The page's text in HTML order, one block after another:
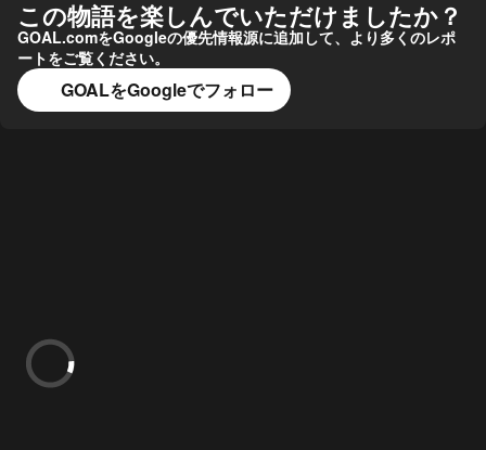
この物語を楽しんでいただけましたか？
GOAL.comをGoogleの優先情報源に追加して、より多くのレポ
ートをご覧ください。
GOALをGoogleでフォロー